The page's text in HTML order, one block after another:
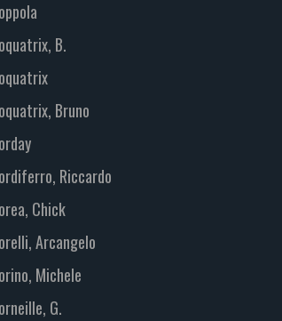
B.
Bruno
Riccardo
Chick
Arcangelo
Michele
G.